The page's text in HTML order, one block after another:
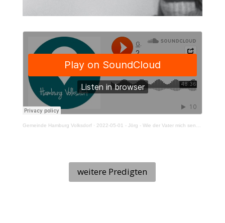
Gemeinde Hamburg Volksdorf· 2022-05-01 - Jörg - Wie der Vater mich sendet, so sende ich euch
weitere Predigten